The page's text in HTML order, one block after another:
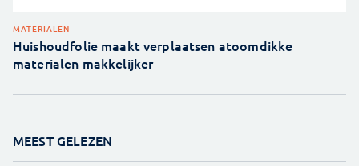
MATERIALEN
Huishoudfolie maakt verplaatsen atoomdikke
materialen makkelijker
MEEST GELEZEN